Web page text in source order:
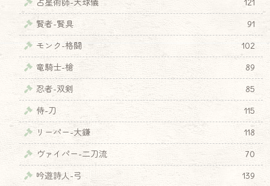
占星術師-天球儀
121
賢者-賢具
91
モンク-格闘
102
竜騎士-槍
89
忍者-双剣
85
侍-刀
115
リーパー-大鎌
118
ヴァイパー-二刀流
70
吟遊詩人-弓
139